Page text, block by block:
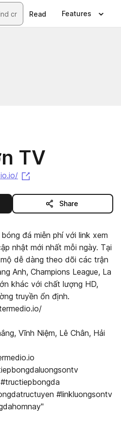
Read Features
TV
Share
đá miễn phí với link xem
nhật mới nhất mỗi ngày. Tại
dễ dàng theo dõi các trận
Anh, Champions League, La
khác với chất lượng HD,
truyền ổn định.
Vĩnh Niệm, Lê Chân, Hải
#linkluongsontv